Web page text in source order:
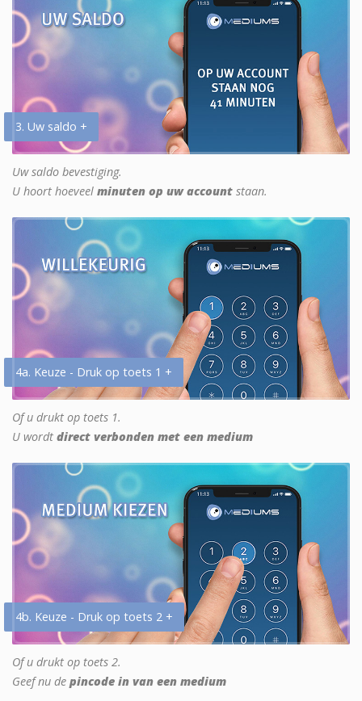
3. Uw saldo +
Uw saldo bevestiging.
U hoort hoeveel minuten op uw account staan.
4a. Keuze - Druk op toets 1 +
Of u drukt op toets 1.
U wordt direct verbonden met een medium
4b. Keuze - Druk op toets 2 +
Of u drukt op toets 2.
Geef nu de pincode in van een medium